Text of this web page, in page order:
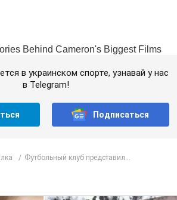
в украинском спорте, узнавай у нас
в Telegram!
Подписаться
Футбольный клуб представил...